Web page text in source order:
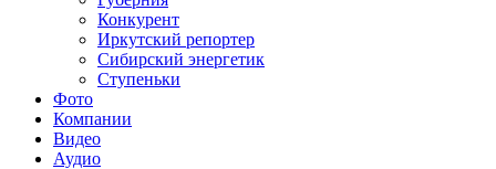
Конкурент
Иркутский репортер
Сибирский энергетик
Ступеньки
Фото
Компании
Видео
Аудио